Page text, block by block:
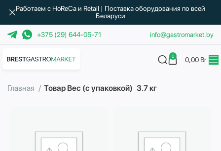
+375 (29) 644-05-71 info@gastromarket.by
0 0,00 Br
Главная Товар Вес (с упаковкой) 3.7 кг
Работаем с HoReCa и Retail | Поставка оборудования по всей
Беларуси